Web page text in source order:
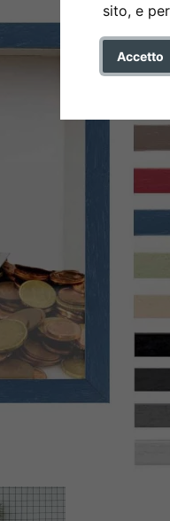
sito, e
Accetto